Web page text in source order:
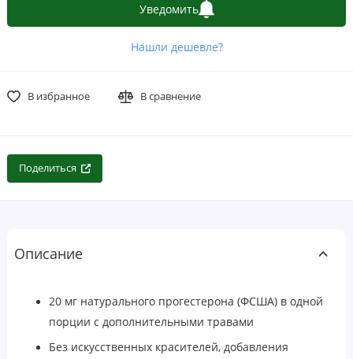
Уведомить
Нашли дешевле?
В избранное В сравнение
Поделиться
Описание
20 мг натурального прогестерона (ФСША) в одной
порции с дополнительными травами
Без искусственных красителей, добавления